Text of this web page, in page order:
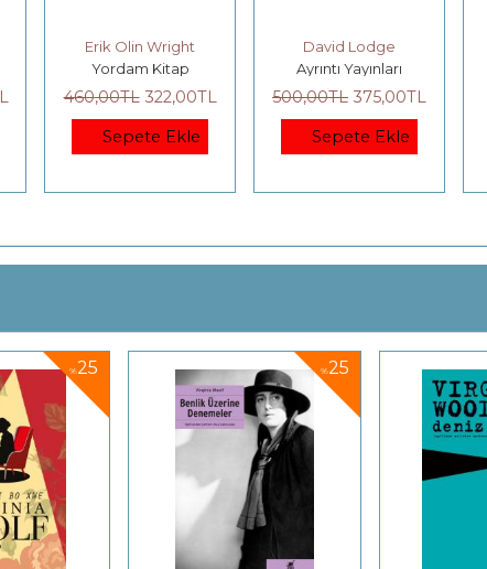
Erik Olin Wright
Yordam Kitap
460,00TL 322,00TL
Sepete Ekle
David Lodge
Ayrıntı Yayınları
500,00TL 375,00TL
Sepete Ekle
%25 %25